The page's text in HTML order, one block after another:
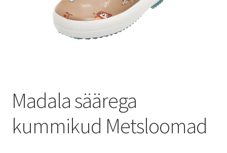
Madala säärega
kummikud Metsloomad